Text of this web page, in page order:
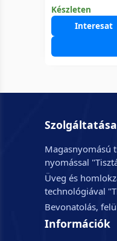
Készleten
Interesat
Magasnyomású
nyomással
Üveg és
technológiával
Bevonatolás,
Információk